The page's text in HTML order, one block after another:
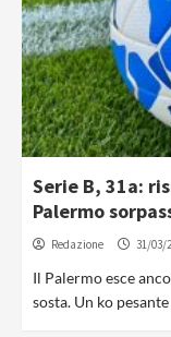
Serie B, 31a:
Palermo
Redazione 31/03/
Il Palermo esce
sosta. Un ko